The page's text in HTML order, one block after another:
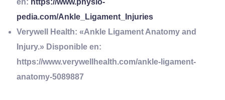
pedia.com/Ankle_Ligament_Injuries
Verywell Health: «Ankle Ligament Anatomy and
Injury.» Disponible en:
https://www.verywellhealth.com/ankle-ligament-
anatomy-5089887